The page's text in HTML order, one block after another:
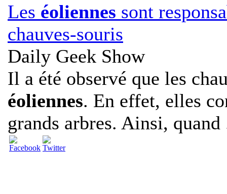
Les éoliennes sont
chauves-souris
Daily Geek Show
Il a été observé que les
éoliennes. En effet, elles
grands arbres. Ainsi, quand